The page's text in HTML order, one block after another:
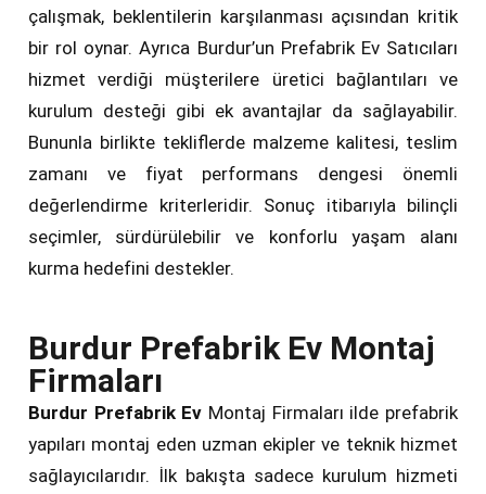
çalışmak, beklentilerin karşılanması açısından kritik
bir rol oynar. Ayrıca Burdur’un Prefabrik Ev Satıcıları
hizmet verdiği müşterilere üretici bağlantıları ve
kurulum desteği gibi ek avantajlar da sağlayabilir.
Bununla birlikte tekliflerde malzeme kalitesi, teslim
zamanı ve fiyat performans dengesi önemli
değerlendirme kriterleridir. Sonuç itibarıyla bilinçli
seçimler, sürdürülebilir ve konforlu yaşam alanı
kurma hedefini destekler.
Burdur Prefabrik Ev Montaj
Firmaları
Burdur Prefabrik Ev Montaj Firmaları ilde prefabrik
yapıları montaj eden uzman ekipler ve teknik hizmet
sağlayıcılarıdır. İlk bakışta sadece kurulum hizmeti